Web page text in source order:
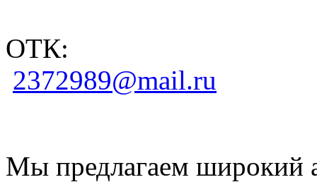
ОТК:
2372989@mail.ru
Мы предлагаем широкий